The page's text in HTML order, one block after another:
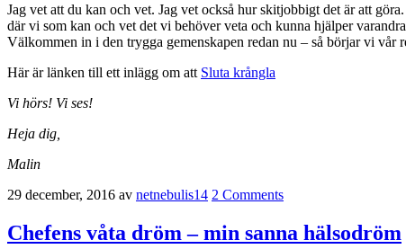
Jag vet att du kan och vet. Jag vet också hur skitjobbigt det är att
där vi som kan och vet det vi behöver veta och kunna hjälper
Välkommen in i den trygga gemenskapen redan nu – så börjar vi vår
Här är länken till ett inlägg om att Sluta krångla
Vi hörs! Vi ses!
Heja dig,
Malin
29 december, 2016 av netnebulis14 2 Comments
Chefens våta dröm – min sanna hälsodröm